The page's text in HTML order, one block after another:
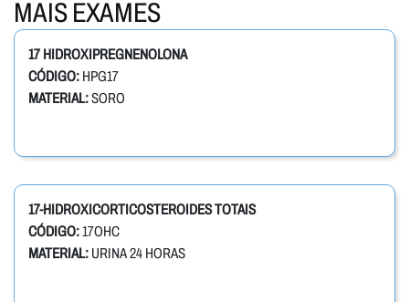
MAIS EXAMES
17 HIDROXIPREGNENOLONA
CÓDIGO: HPG17
MATERIAL:SORO
17-HIDROXICORTICOSTEROIDES TOTAIS
CÓDIGO:17OHC
MATERIAL: URINA 24 HORAS